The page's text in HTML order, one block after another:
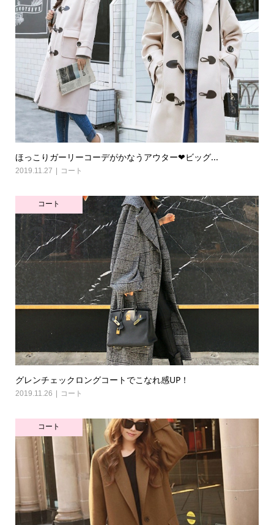
ほっこりガーリーコーデがかなうアウター❤ビッグ...
2019.11.27 コート
コート
グレンチェックロングコートでこなれ感UP！
2019.11.26 コート
コート